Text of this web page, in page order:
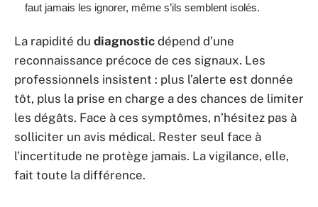
faut jamais les ignorer, même s’ils semblent isolés.
La rapidité du diagnostic dépend d’une
reconnaissance précoce de ces signaux. Les
professionnels insistent : plus l’alerte est donnée
tôt, plus la prise en charge a des chances de limiter
les dégâts. Face à ces symptômes, n’hésitez pas à
solliciter un avis médical. Rester seul face à
l’incertitude ne protège jamais. La vigilance, elle,
fait toute la différence.